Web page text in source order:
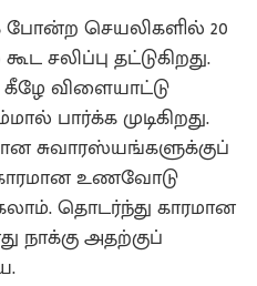
போன்ற செயலிகளில் 20
சலிப்பு தட்டுகிறது.
விளையாட்டு
பார்க்க முடிகிறது.
சுவாரஸ்யங்களுக்குப்
காரமான உணவோடு
தொடர்ந்து காரமான
நாக்கு அதற்குப்